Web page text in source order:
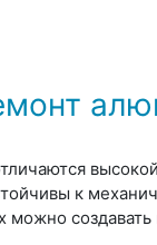
к
можно